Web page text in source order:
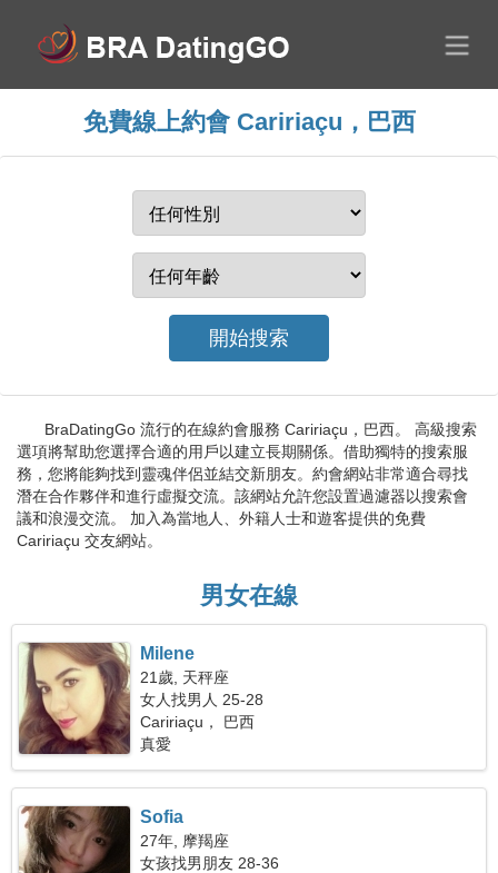
免費線上約會 Caririaçu，巴西
BraDatingGo 流行的在線約會服務 Caririaçu，巴西。 高級搜索
選項將幫助您選擇合適的用戶以建立長期關係。借助獨特的搜索服
務，您將能夠找到靈魂伴侶並結交新朋友。約會網站非常適合尋找
潛在合作夥伴和進行虛擬交流。該網站允許您設置過濾器以搜索會
議和浪漫交流。 加入為當地人、外籍人士和遊客提供的免費
Caririaçu 交友網站。
男女在線
Milene
21歲, 天秤座
女人找男人 25-28
Caririaçu， 巴西
真愛
Sofia
27年, 摩羯座
女孩找男朋友 28-36